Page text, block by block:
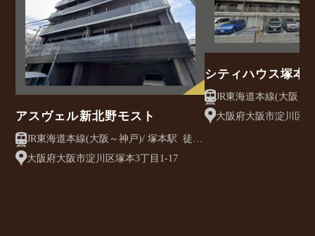
アスヴェル新北野モスト
JR東海道本線(大阪～神戸)/ 塚本駅 徒歩
10分
大阪府大阪市淀川区塚本3丁目1-17
シティハウス塚本
JR東海道本線(大阪～神戸)/ 塚
10分
大阪府大阪市淀川区